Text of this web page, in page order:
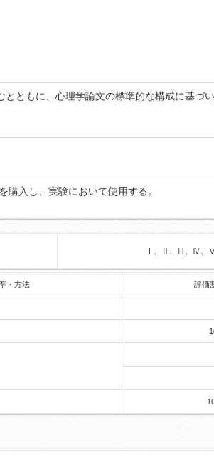
ともに、心理学論文の標準的な構成に基づ
入し、実験において使用する。
Ⅰ、Ⅱ、Ⅲ、Ⅳ、Ⅴ
・方法 評価